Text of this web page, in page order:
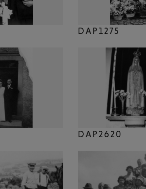
DAP1275
DAP2620